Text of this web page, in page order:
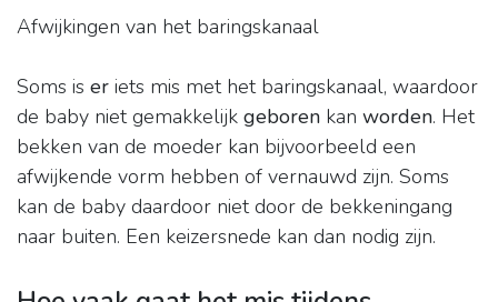
Afwijkingen van het baringskanaal
Soms is er iets mis met het baringskanaal, waardoor
de baby niet gemakkelijk geboren kan worden. Het
bekken van de moeder kan bijvoorbeeld een
afwijkende vorm hebben of vernauwd zijn. Soms
kan de baby daardoor niet door de bekkeningang
naar buiten. Een keizersnede kan dan nodig zijn.